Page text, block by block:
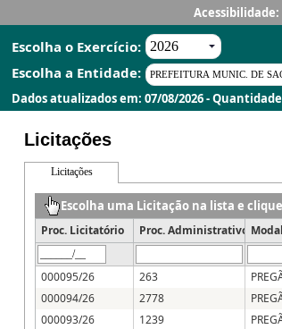
Acessibilidade:
Escolha o Exercício:
Escolha a Entidade:
Dados atualizados em: 07/08/2026 - Quantidade